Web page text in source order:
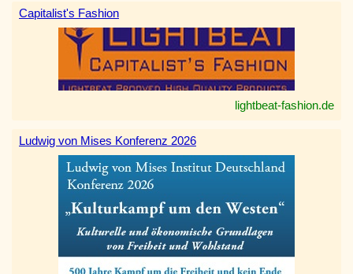
Capitalist's Fashion
lightbeat-fashion.de
Ludwig von Mises Konferenz 2026